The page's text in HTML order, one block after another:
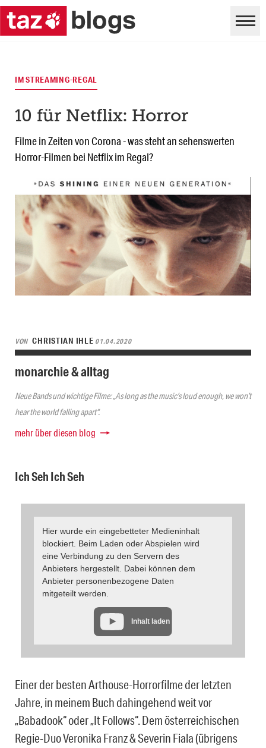
IM STREAMING-REGAL
10 für Netflix: Horror
Filme in Zeiten von Corona - was steht an sehenswerten
Horror-Filmen bei Netflix im Regal?
VON CHRISTIAN IHLE 01.04.2020
monarchie & alltag
Neue Bands und wichtige Filme: „As long as the music’s loud enough, we won’t
hear the world falling apart“.
mehr über diesen blog
Ich Seh Ich Seh
Hier wurde ein eingebetteter Medieninhalt
blockiert. Beim Laden oder Abspielen wird
eine Verbindung zu den Servern des
Anbieters hergestellt. Dabei können dem
Anbieter personenbezogene Daten
mitgeteilt werden.
Inhalt laden
Einer der besten Arthouse-Horrorfilme der letzten
Jahre, in meinem Buch dahingehend weit vor
„Babadook“ oder „It Follows“. Dem österreichischen
Regie-Duo Veronika Franz & Severin Fiala (übrigens